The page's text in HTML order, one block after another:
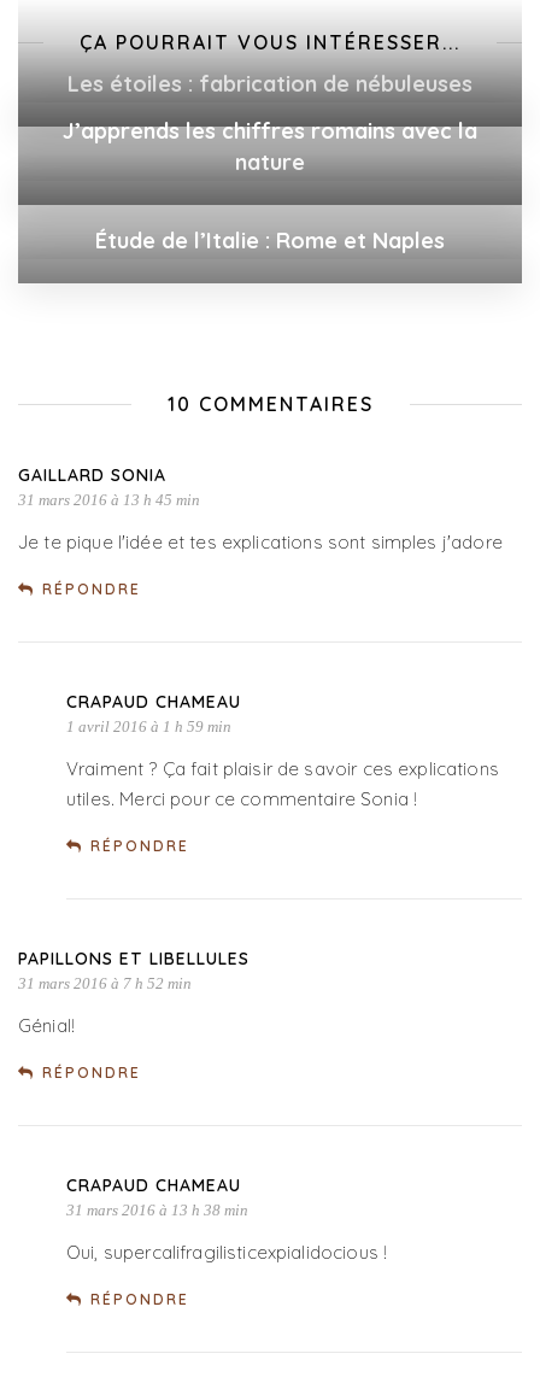
ÇA POURRAIT VOUS INTÉRESSER...
Les étoiles : fabrication de nébuleuses
J’apprends les chiffres romains avec la
nature
Étude de l’Italie : Rome et Naples
10 COMMENTAIRES
GAILLARD SONIA
31 mars 2016 à 13 h 45 min
Je te pique l'idée et tes explications sont simples j'adore
RÉPONDRE
CRAPAUD CHAMEAU
1 avril 2016 à 1 h 59 min
Vraiment ? Ça fait plaisir de savoir ces explications
utiles. Merci pour ce commentaire Sonia !
RÉPONDRE
PAPILLONS ET LIBELLULES
31 mars 2016 à 7 h 52 min
Génial!
RÉPONDRE
CRAPAUD CHAMEAU
31 mars 2016 à 13 h 38 min
Oui, supercalifragilisticexpialidocious !
RÉPONDRE